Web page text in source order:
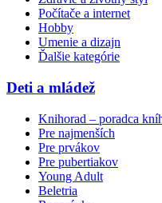
Počítače a internet
Hobby
Umenie a dizajn
Ďalšie kategórie
Deti a mládež
Knihorad – poradca
Pre najmenších
Pre prvákov
Pre pubertiakov
Young Adult
Beletria